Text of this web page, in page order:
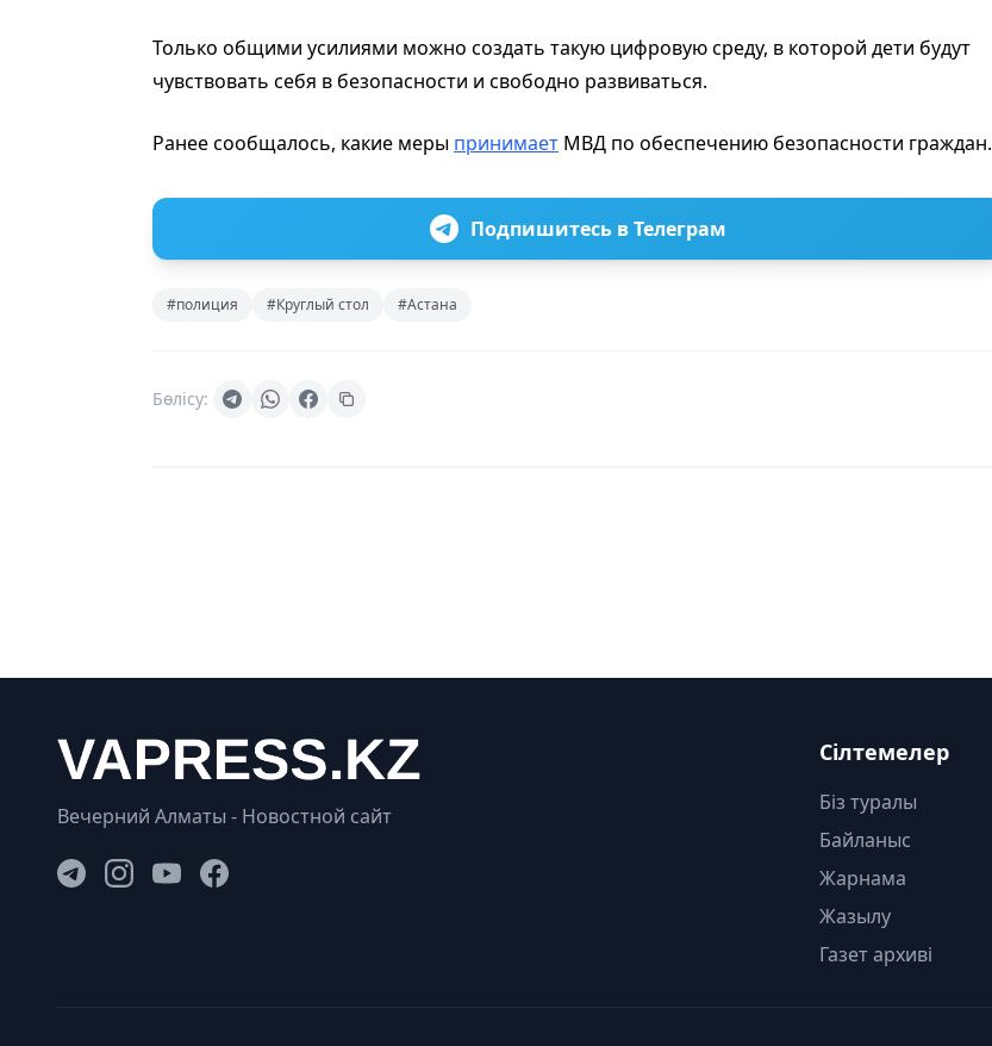
Только общими усилиями можно создать такую цифровую среду, в которой дети будут
чувствовать себя в безопасности и свободно развиваться.
Ранее сообщалось, какие меры принимает МВД по обеспечению безопасности граждан.
Подпишитесь в Телеграм
#полиция #Круглый стол #Астана
Бөлісу:
Вечерний Алматы - Новостной сайт
Сілтемелер
Біз туралы
Байланыс
Жарнама
Жазылу
Газет архиві